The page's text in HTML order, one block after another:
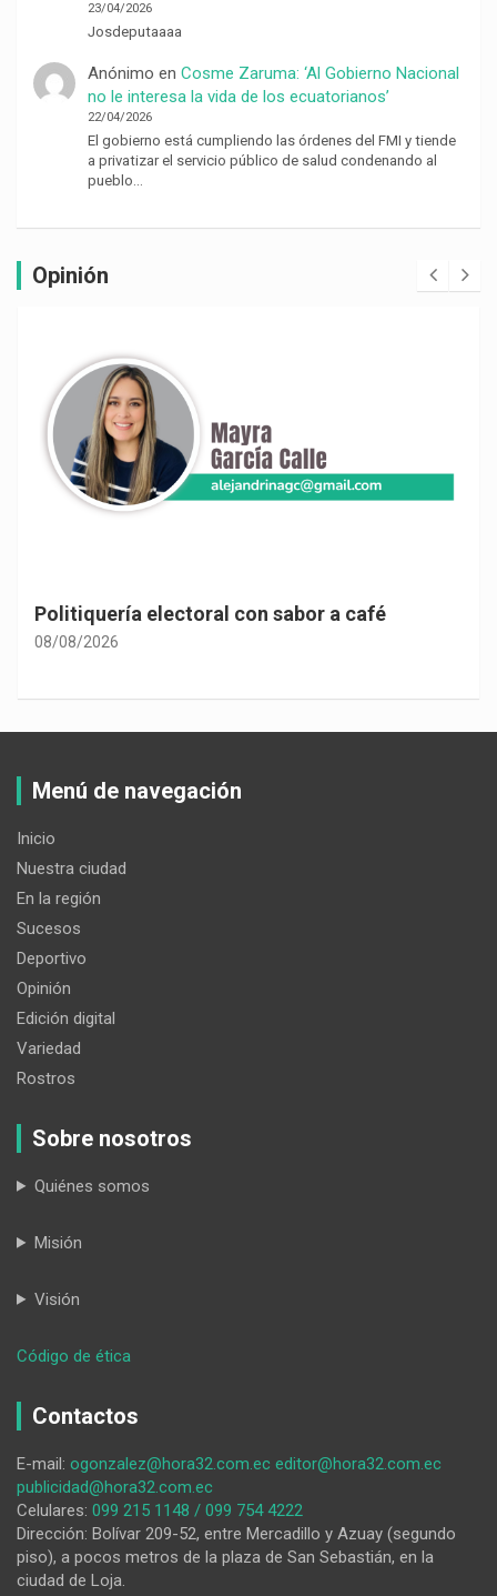
23/04/2026
Josdeputaaaa
Anónimo en Cosme Zaruma: ‘Al Gobierno Nacional
no le interesa la vida de los ecuatorianos’
22/04/2026
El gobierno está cumpliendo las órdenes del FMI y tiende
a privatizar el servicio público de salud condenando al
pueblo…
Opinión
Politiquería electoral con sabor a café
08/08/2026
Menú de navegación
Inicio
Nuestra ciudad
En la región
Sucesos
Deportivo
Opinión
Edición digital
Variedad
Rostros
Sobre nosotros
Quiénes somos
Misión
Visión
Código de ética
su
desafío
en
2026
Contactos
E-mail: ogonzalez@hora32.com.ec editor@hora32.com.ec
publicidad@hora32.com.ec
Celulares: 099 215 1148 / 099 754 4222
Dirección: Bolívar 209-52, entre Mercadillo y Azuay (segundo
piso), a pocos metros de la plaza de San Sebastián, en la
ciudad de Loja.